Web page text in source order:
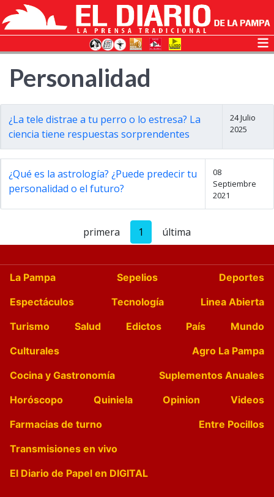
Personalidad
¿La tele distrae a tu perro o lo estresa? La
ciencia tiene respuestas sorprendentes
24 Julio
2025
¿Qué es la astrología? ¿Puede predecir tu
personalidad o el futuro?
08
Septiembre
2021
primera 1 última
La Pampa Sepelios
Deportes
Espectáculos
Tecnología
Linea Abierta
Turismo
Salud Edictos País
Mundo
Culturales
Agro La Pampa
Cocina y Gastronomía
Suplementos Anuales
Horóscopo
Quiniela Opinion
Videos
Farmacias de turno
Entre Pocillos
Transmisiones en vivo
El Diario de Papel en DIGITAL